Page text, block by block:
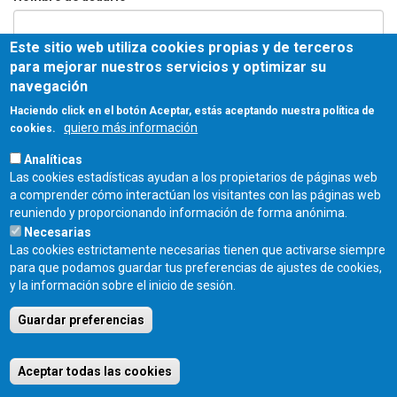
Contraseña*
Entrar
COLEGIO OFICIAL DE ARQUITECTOS DE CASTILLA Y LEÓN ESTE - C/
Miguel Íscar 17, 2º Dcha., 47001 Valladolid - TEL. 983 390 677 -
Este sitio web utiliza cookies propias y de terceros
para mejorar nuestros servicios y optimizar su
navegación
Haciendo click en el botón Aceptar, estás aceptando nuestra política de
cookies.
quiero más información
Analíticas
Las cookies estadísticas ayudan a los propietarios de páginas web
a comprender cómo interactúan los visitantes con las páginas web
reuniendo y proporcionando información de forma anónima.
Necesarias
Las cookies estrictamente necesarias tienen que activarse siempre
para que podamos guardar tus preferencias de ajustes de cookies,
y la información sobre el inicio de sesión.
Guardar preferencias
Aceptar todas las cookies